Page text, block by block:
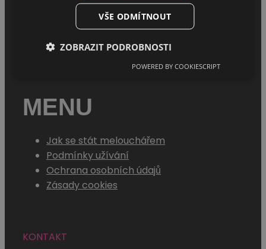
O projektu
MENU
Jak se stát melouchářem
Podmínky užívání
Ochrana osobních údajů
Zásady cookies
KONTAKT
VŠE ODMÍTNOUT
ZOBRAZIT PODROBNOSTI
POWERED BY COOKIESCRIPT